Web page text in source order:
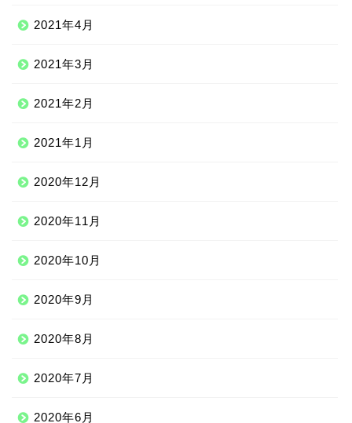
2021年4月
2021年3月
2021年2月
2021年1月
2020年12月
2020年11月
2020年10月
2020年9月
2020年8月
2020年7月
2020年6月